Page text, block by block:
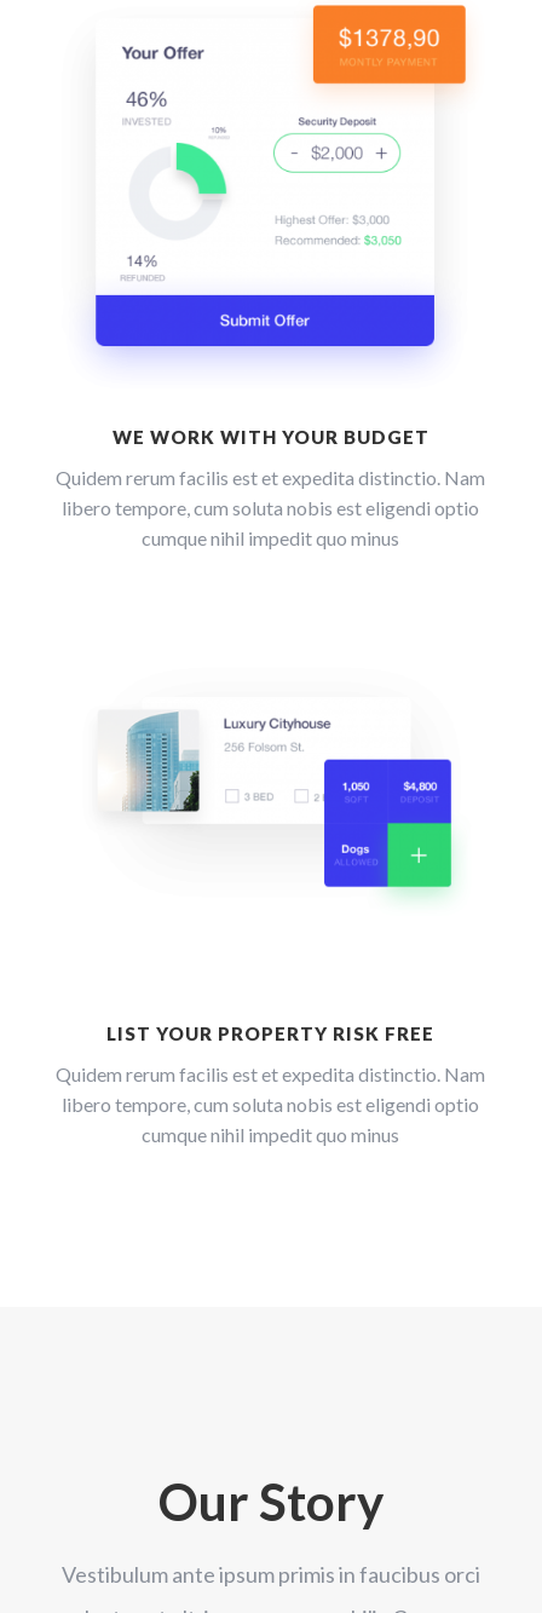
WE WORK WITH YOUR BUDGET
Quidem rerum facilis est et expedita distinctio. Nam
libero tempore, cum soluta nobis est eligendi optio
cumque nihil impedit quo minus
LIST YOUR PROPERTY RISK FREE
Quidem rerum facilis est et expedita distinctio. Nam
libero tempore, cum soluta nobis est eligendi optio
cumque nihil impedit quo minus
Our Story
Vestibulum ante ipsum primis in faucibus orci